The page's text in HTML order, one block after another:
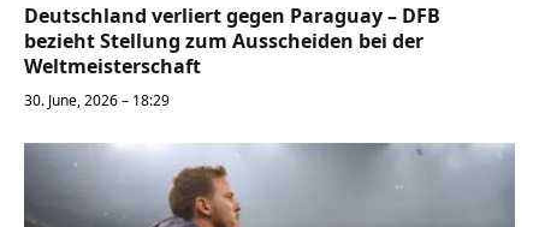
Deutschland verliert gegen Paraguay – DFB
bezieht Stellung zum Ausscheiden bei der
Weltmeisterschaft
30. June, 2026 – 18:29